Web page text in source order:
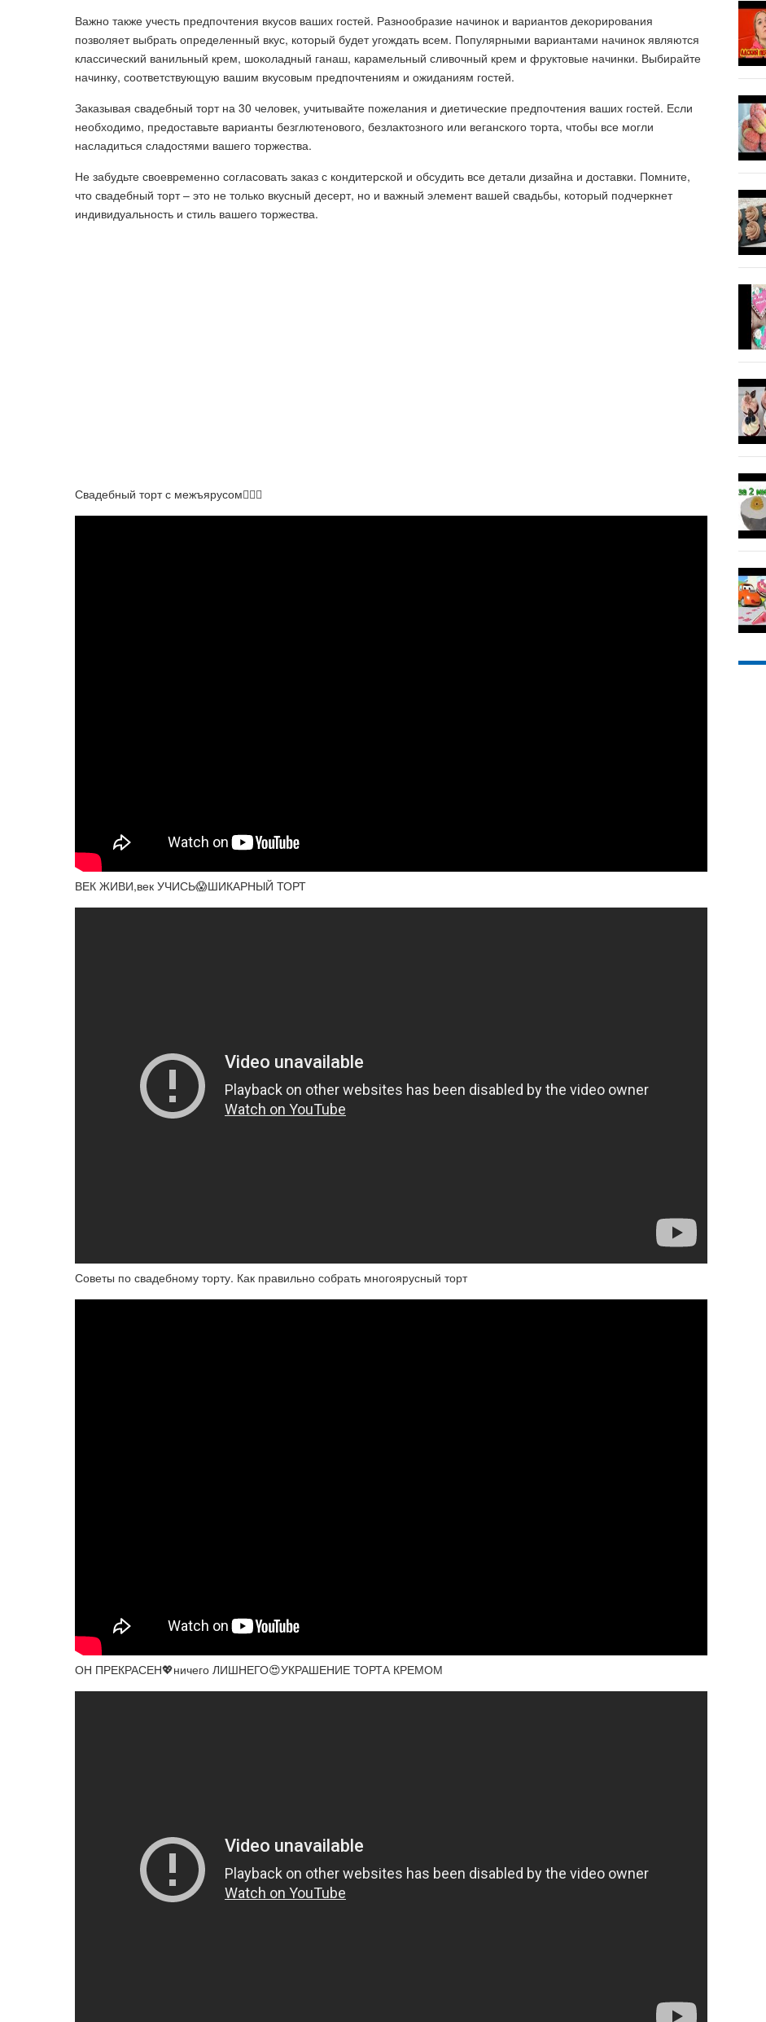
Важно также учесть предпочтения вкусов ваших гостей. Разнообразие начинок и вариантов декорирования
позволяет выбрать определенный вкус, который будет угождать всем. Популярными вариантами начинок являются
классический ванильный крем, шоколадный ганаш, карамельный сливочный крем и фруктовые начинки. Выбирайте
начинку, соответствующую вашим вкусовым предпочтениям и ожиданиям гостей.
Заказывая свадебный торт на 30 человек, учитывайте пожелания и диетические предпочтения ваших гостей. Если
необходимо, предоставьте варианты безглютенового, безлактозного или веганского торта, чтобы все могли
насладиться сладостями вашего торжества.
Не забудьте своевременно согласовать заказ с кондитерской и обсудить все детали дизайна и доставки. Помните,
что свадебный торт – это не только вкусный десерт, но и важный элемент вашей свадьбы, который подчеркнет
индивидуальность и стиль вашего торжества.
Свадебный торт с межъярусом👰🏼‍♀️
ВЕК ЖИВИ,век УЧИСЬ😱ШИКАРНЫЙ ТОРТ
Советы по свадебному торту. Как правильно собрать многоярусный торт
ОН ПРЕКРАСЕН💖ничего ЛИШНЕГО😍УКРАШЕНИЕ ТОРТА КРЕМОМ